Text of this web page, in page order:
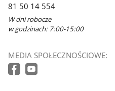
81 50 14 554
W dni robocze
w godzinach: 7:00-15:00
MEDIA SPOŁECZNOŚCIOWE: